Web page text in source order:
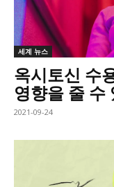
세계 뉴스
옥시토신 수
영향을 줄 수
2021-09-24